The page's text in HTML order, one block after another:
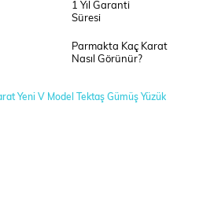
1 Yıl Garanti
Süresi
Parmakta Kaç Karat
Nasıl Görünür?
Yeni V Model Tektaş Gümüş Yüzük